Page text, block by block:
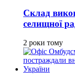
Склад
селищної
2 роки тому